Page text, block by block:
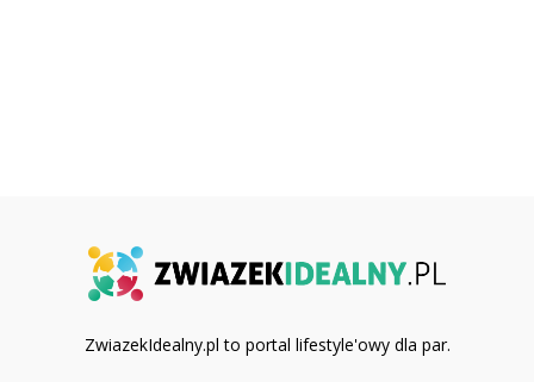
ZwiazekIdealny.pl to portal lifestyle'owy dla par.